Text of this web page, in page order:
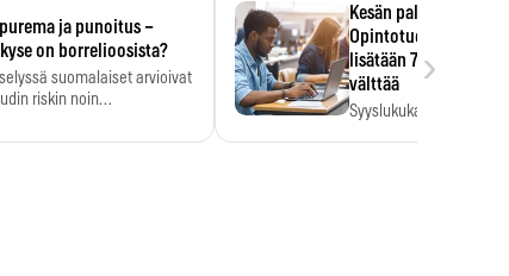
ja punoitus –
on borrelioosista?
suomalaiset arvioivat
riskin noin
Kesän palkka
Opintotuen
lisätään 7,5
välttää
Syyslukukauden
›